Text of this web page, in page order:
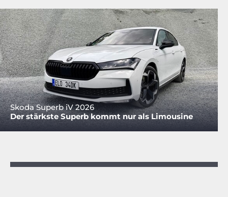
Skoda Superb iV 2026
Der stärkste Superb kommt nur als Limousine